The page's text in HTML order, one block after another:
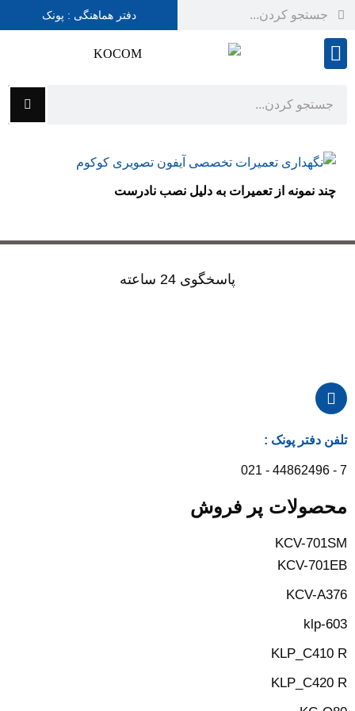
دفتر هماهنگی : پونک
چند نمونه از تعمیرات به دلیل نصب نادرست
پاسخگوی 24 ساعته
تلفن دفتر پونک :
7 - 44862496 - 021
محصولات پر فروش
KCV-701SM
KCV-701EB
KCV-A376
klp-603
KLP_C410 R
KLP_C420 R